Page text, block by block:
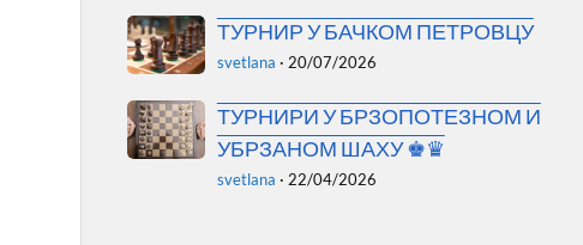
ТУРНИР У БАЧКОМ ПЕТРОВЦУ
svetlana · 20/07/2026
ТУРНИРИ У БРЗОПОТЕЗНОМ И
УБРЗАНОМ ШАХУ ♚♛
svetlana · 22/04/2026